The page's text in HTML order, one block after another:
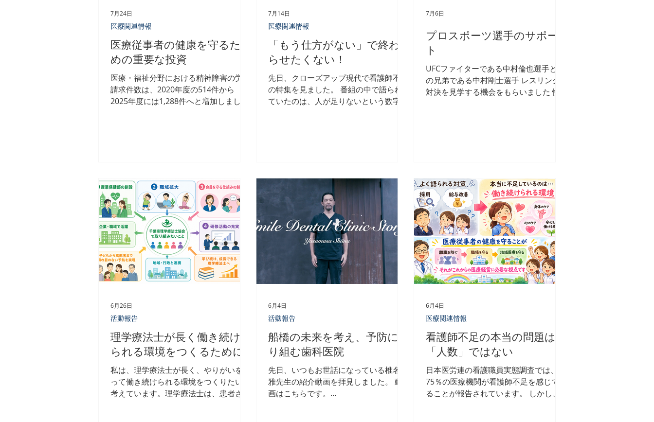
医療従事者の健康を守るた
めの重要な投資
医療・福祉分野における精神障害の労災
請求件数は、2020年度の514件から
2025年度には1,288件へと増加しまし
めには、まず医療従事者自身が健康で働
き続けられる環境が必要です。 働く人
の健康を「個人の自己管理」に任せるの
ではなく、組織として支える仕組みをつ
くることで、防げる不調や離職は少なく
ありません。 メディケアサービスの取
り組み メディケアサービスでは、医療
現場を知る理学療法士・公認心理師・看
護師が連携し、医療従事者に特化した管
て身体の不調を予防するコンディショニ
ングまで、一人ひとりが安心して働き続
けられる環境づくりを支援しています。
職員を大切にすることの意義 職員を大
切にすることは、患者さんを大切にする
ことにつながります。 ...
医療関連情報
7月24日
「もう仕方がない」で終わ
らせたくない！
先日、クローズアップ現代で看護師不足
の特集を見ました。 番組の中で語られ
ていたのは、人が足りないという数字で
常に時間に追われる毎日。 絶対にミス
が許されないという大きな責任。 夜勤
を重ねることで崩れていく体調。 後輩
を育てながら、自分の仕事も抱え込む中
堅スタッフ。 そして、「自分が辞めて
も誰かに代わるだけ」という、替えのき
くコマのように感じてしまう現実。 番
組を見ながら、胸が締め付けられる思い
でした。 私は30年以上、理学療法士と
はありません。 医療従事者は、人を支
える仕事です。 しかし、その医療従事
者自身が心や身体をすり減らしながら働
いている。 この状況を「医療だから仕
方がない」で終わらせたくありません。
私は、この現状をなくしたい。 絶対に
なくしたい。 そ
医療関連情報
7月14日
プロスポーツ選手のサポー
ト
UFCファイターである中村倫也選手とそ
の兄弟である中村剛士選手 レスリング
対決を見学する機会をもらいました 怪
運動器疾患の予防に関する視点やスキル
を提供しています 各回でも参加可能で
す https://www.new-medical-
service.com/セミナー-研修
7月6日
理学療法士が長く働き続け
られる環境をつくるために
私は、理学療法士が長く、やりがいを持
って働き続けられる環境をつくりたいと
考えています。理学療法士は、患者さん
活動報告
6月26日
船橋の未来を考え、予防に取
り組む歯科医院
先日、いつもお世話になっている椎名康
雅先生の紹介動画を拝見しました。 動
画はこちらです。
活動報告
6月4日
看護師不足の本当の問題は
「人数」ではない
日本医労連の看護職員実態調査では、約
75％の医療機関が看護師不足を感じてい
ることが報告されています。 しかし、
医療関連情報
6月4日